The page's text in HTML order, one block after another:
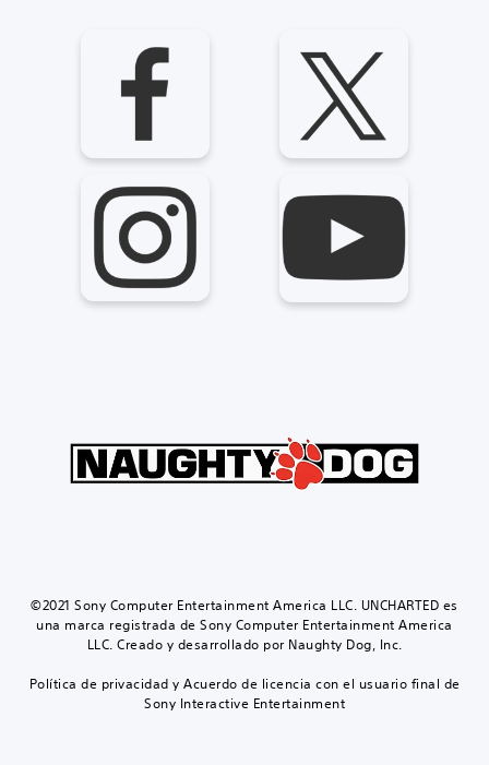
©2021 Sony Computer Entertainment America LLC. UNCHARTED es
una marca registrada de Sony Computer Entertainment America
LLC. Creado y desarrollado por Naughty Dog, Inc.
Política de privacidad y Acuerdo de licencia con el usuario final de
Sony Interactive Entertainment